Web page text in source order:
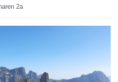
2a